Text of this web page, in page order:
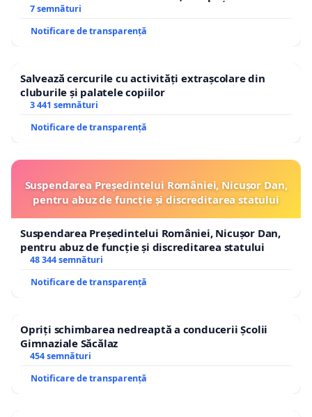
7 semnături
Notificare de transparență
Salvează cercurile cu activități extrașcolare din
cluburile și palatele copiilor
3 441 semnături
Notificare de transparență
Suspendarea Președintelui României, Nicușor Dan,
pentru abuz de funcție și discreditarea statului
Suspendarea Președintelui României, Nicușor Dan,
pentru abuz de funcție și discreditarea statului
48 344 semnături
Notificare de transparență
Opriți schimbarea nedreaptă a conducerii Școlii
Gimnaziale Săcălaz
454 semnături
Notificare de transparență